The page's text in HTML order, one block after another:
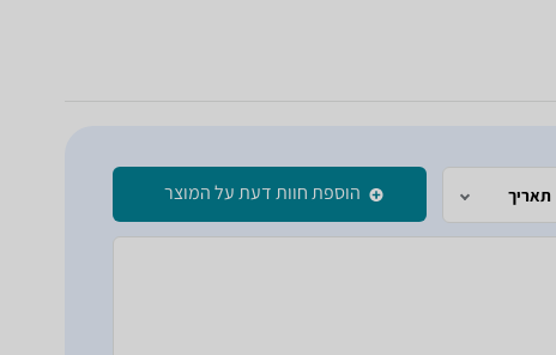
תאריך הוספת חוות דעת על המוצר